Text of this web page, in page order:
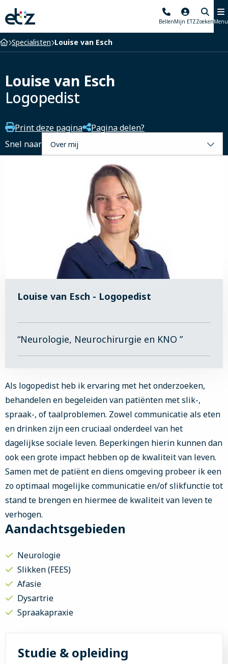
Elisabeth-
TweeSteden
Ziekenhuis
BellenMijn ETZZoekenMenu
Home
Specialisten Louise van Esch
Louise van Esch
Logopedist
Print deze pagina
Pagina delen?
Snel naar
Louise van Esch - Logopedist
“Neurologie, Neurochirurgie en KNO ”
Als logopedist heb ik ervaring met het onderzoeken,
behandelen en begeleiden van patiënten met slik-,
spraak-, of taalproblemen. Zowel communicatie als eten
en drinken zijn een cruciaal onderdeel van het
dagelijkse sociale leven. Beperkingen hierin kunnen dan
ook een grote impact hebben op de kwaliteit van leven.
Samen met de patiënt en diens omgeving probeer ik een
zo optimaal mogelijke communicatie en/of slikfunctie tot
stand te brengen en hiermee de kwaliteit van leven te
verhogen.
Aandachtsgebieden
Neurologie
Slikken (FEES)
Afasie
Dysartrie
Spraakapraxie
Studie & opleiding